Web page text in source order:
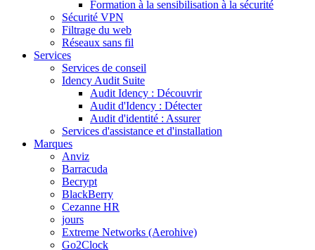
Formation à la sensibilisation à la sécurité
Sécurité VPN
Filtrage du web
Réseaux sans fil
Services
Services de conseil
Idency Audit Suite
Audit Idency : Découvrir
Audit d'Idency : Détecter
Audit d'identité : Assurer
Services d'assistance et d'installation
Marques
Anviz
Barracuda
Becrypt
BlackBerry
Cezanne HR
jours
Extreme Networks (Aerohive)
Go2Clock